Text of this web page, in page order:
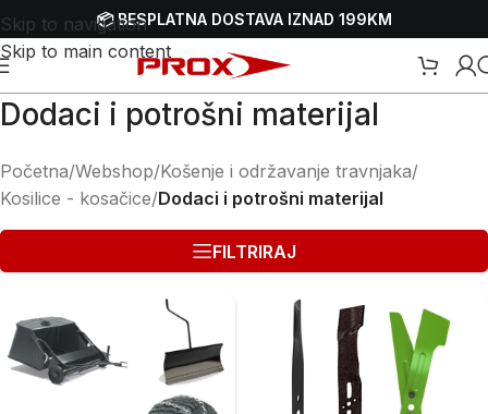
Skip to navigation
Skip to main content
📦 BESPLATNA DOSTAVA IZNAD 199KM
Dodaci i potrošni materijal
Početna/Webshop/Košenje i održavanje travnjaka/
Kosilice - kosačice/Dodaci i potrošni materijal
FILTRIRAJ